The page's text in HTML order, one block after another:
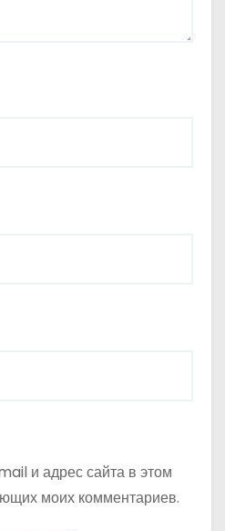
и адрес сайта в этом
моих комментариев.